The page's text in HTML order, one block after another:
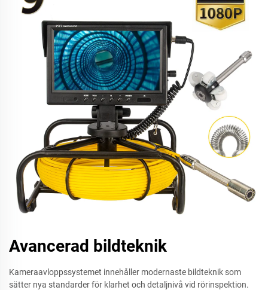
Avancerad bildteknik
Kameraavloppssystemet innehåller modernaste bildteknik som
sätter nya standarder för klarhet och detaljnivå vid rörinspektion.